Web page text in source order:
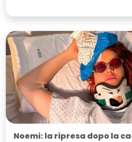
Noemi: la ripresa dopo la